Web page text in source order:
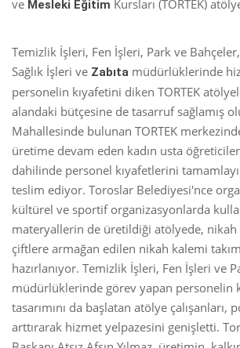
ve Mesleki Eğitim Kursları (TORTEK)
Temizlik İşleri, Fen İşleri, Park ve
Sağlık İşleri ve Zabıta müdürlüklerinde
personelin kıyafetini diken TORTEK
alandaki bütçesine de tasarruf sağlamış
Mahallesinde bulunan TORTEK
üretime devam eden kadın usta
dahilinde personel kıyafetlerini
teslim ediyor. Toroslar Belediyesi'nce
kültürel ve sportif organizasyonlarda
materyallerin de üretildiği atölyede, nikah
çiftlere armağan edilen nikah kalemi
hazırlanıyor. Temizlik İşleri, Fen İşleri ve
müdürlüklerinde görev yapan personelin
tasarımını da başlatan atölye çalışanları,
arttırarak hizmet yelpazesini genişletti.